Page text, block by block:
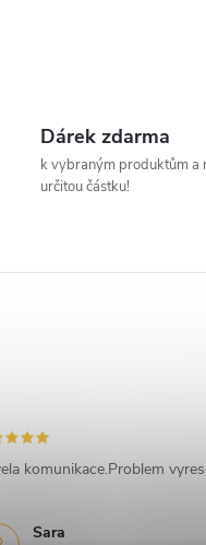
Dárek zdarma
k vybraným produktům a
určitou částku!
Sara
komunikace.Problem